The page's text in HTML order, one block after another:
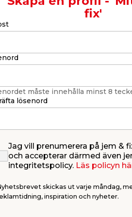
Juldekorationer
om du vill ha en nätt och liten
olika modeller. Scrolla upp
du?
smidigare plastjulgranen? Få
och vi alla tycker olika. Men en
julens allra viktigaste inslag.
för dig som uppskattar
fix'
måste innehålla minst 8
lösenord
Jag vill prenumerera på jem &
och accepterar därmed även
integritetspolicy. Läs policyn
skickas ut varje måndag,
inspiration och nyheter.